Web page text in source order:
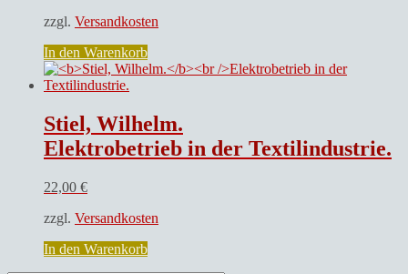
zzgl. Versandkosten
In den Warenkorb
Stiel, Wilhelm.
Elektrobetrieb in der Textilindustrie.
22,00 €
zzgl. Versandkosten
In den Warenkorb